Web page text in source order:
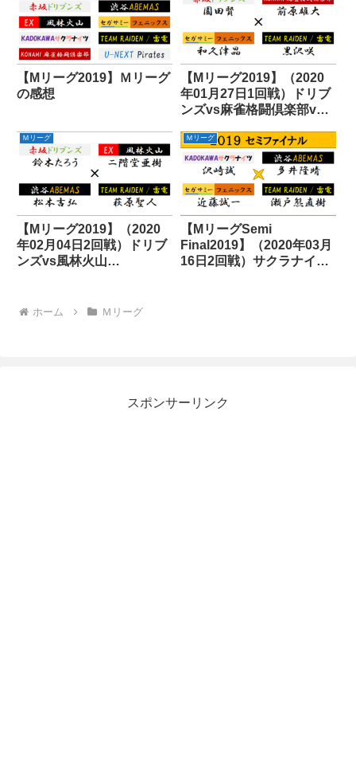
【Mリーグ2019】Ｍリーグ
の感想
【Mリーグ2019】（2020
年01月27日1回戦）ドリブ
ンズvs麻雀格闘倶楽部vs
Ｍリーグ
【Mリーグ2019】（2020
年02月04日2回戦）ドリブ
ンズvs風林火山
Ｍリーグ
【MリーグSemi
Final2019】（2020年03月
16日2回戦）サクラナイツ
ホーム Ｍリーグ
スポンサーリンク